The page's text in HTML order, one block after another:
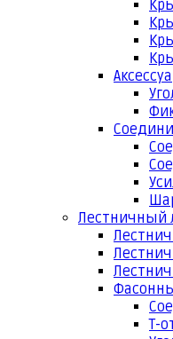
Лестничный
Т-